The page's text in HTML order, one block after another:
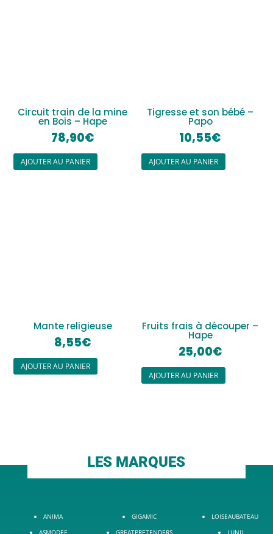
Circuit train de la mine
en Bois – Hape
78,90€
AJOUTER AU PANIER
Tigresse et son bébé –
Papo
10,55€
AJOUTER AU PANIER
Mante religieuse
8,55€
AJOUTER AU PANIER
Fruits frais à découper –
Hape
25,00€
AJOUTER AU PANIER
LES MARQUES
ANIMA
ASMODEE
GIGAMIC
GREATPRETENDERS
LOISEAUBATEAU
LUNII